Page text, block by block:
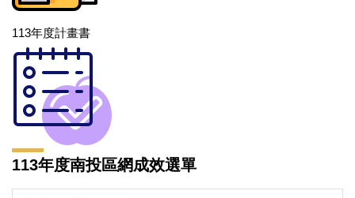
113年度計畫書
113年度南投區網成效選單